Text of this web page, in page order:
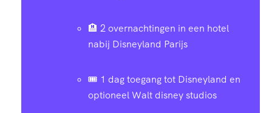
🏨 2 overnachtingen in een hotel
nabij Disneyland Parijs
🎟️ 1 dag toegang tot Disneyland en
optioneel Walt disney studios